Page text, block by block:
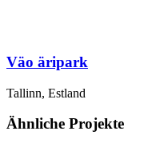
Väo äripark
Tallinn, Estland
Ähnliche Projekte